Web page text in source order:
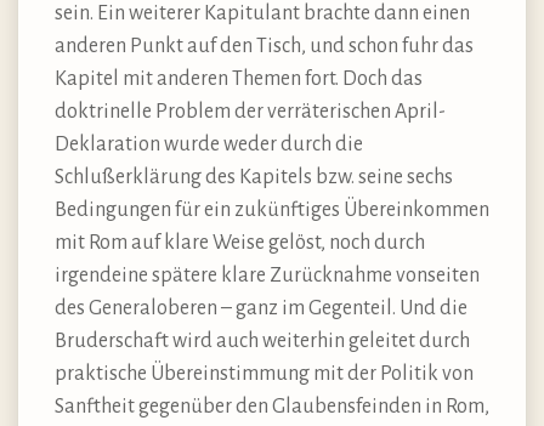
sein. Ein weiterer Kapitulant brachte dann einen
anderen Punkt auf den Tisch, und schon fuhr das
Kapitel mit anderen Themen fort. Doch das
doktrinelle Problem der verräterischen April-
Deklaration wurde weder durch die
Schlußerklärung des Kapitels bzw. seine sechs
Bedingungen für ein zukünftiges Übereinkommen
mit Rom auf klare Weise gelöst, noch durch
irgendeine spätere klare Zurücknahme vonseiten
des Generaloberen – ganz im Gegenteil. Und die
Bruderschaft wird auch weiterhin geleitet durch
praktische Übereinstimmung mit der Politik von
Sanftheit gegenüber den Glaubensfeinden in Rom,